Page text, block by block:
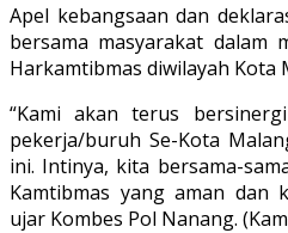
Apel kebangsaan dan
bersama masyarakat dalam
Harkamtibmas diwilayah Kota
“Kami akan terus
pekerja/buruh Se-Kota
ini. Intinya, kita bersama-
Kamtibmas yang aman dan
ujar Kombes Pol Nanang.